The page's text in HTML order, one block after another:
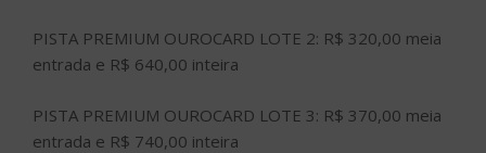
PISTA PREMIUM OUROCARD LOTE 2: R$ 320,00 meia
entrada e R$ 640,00 inteira
PISTA PREMIUM OUROCARD LOTE 3: R$ 370,00 meia
entrada e R$ 740,00 inteira